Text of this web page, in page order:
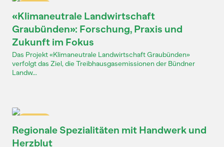
«Klimaneutrale Landwirtschaft
Graubünden»: Forschung, Praxis und
Zukunft im Fokus
Das Projekt «Klimaneutrale Landwirtschaft Graubünden»
verfolgt das Ziel, die Treibhausgasemissionen der Bündner
Landw...
Regionale Spezialitäten mit Handwerk und
Herzblut